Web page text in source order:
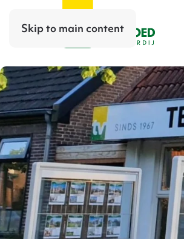
Skip to main content